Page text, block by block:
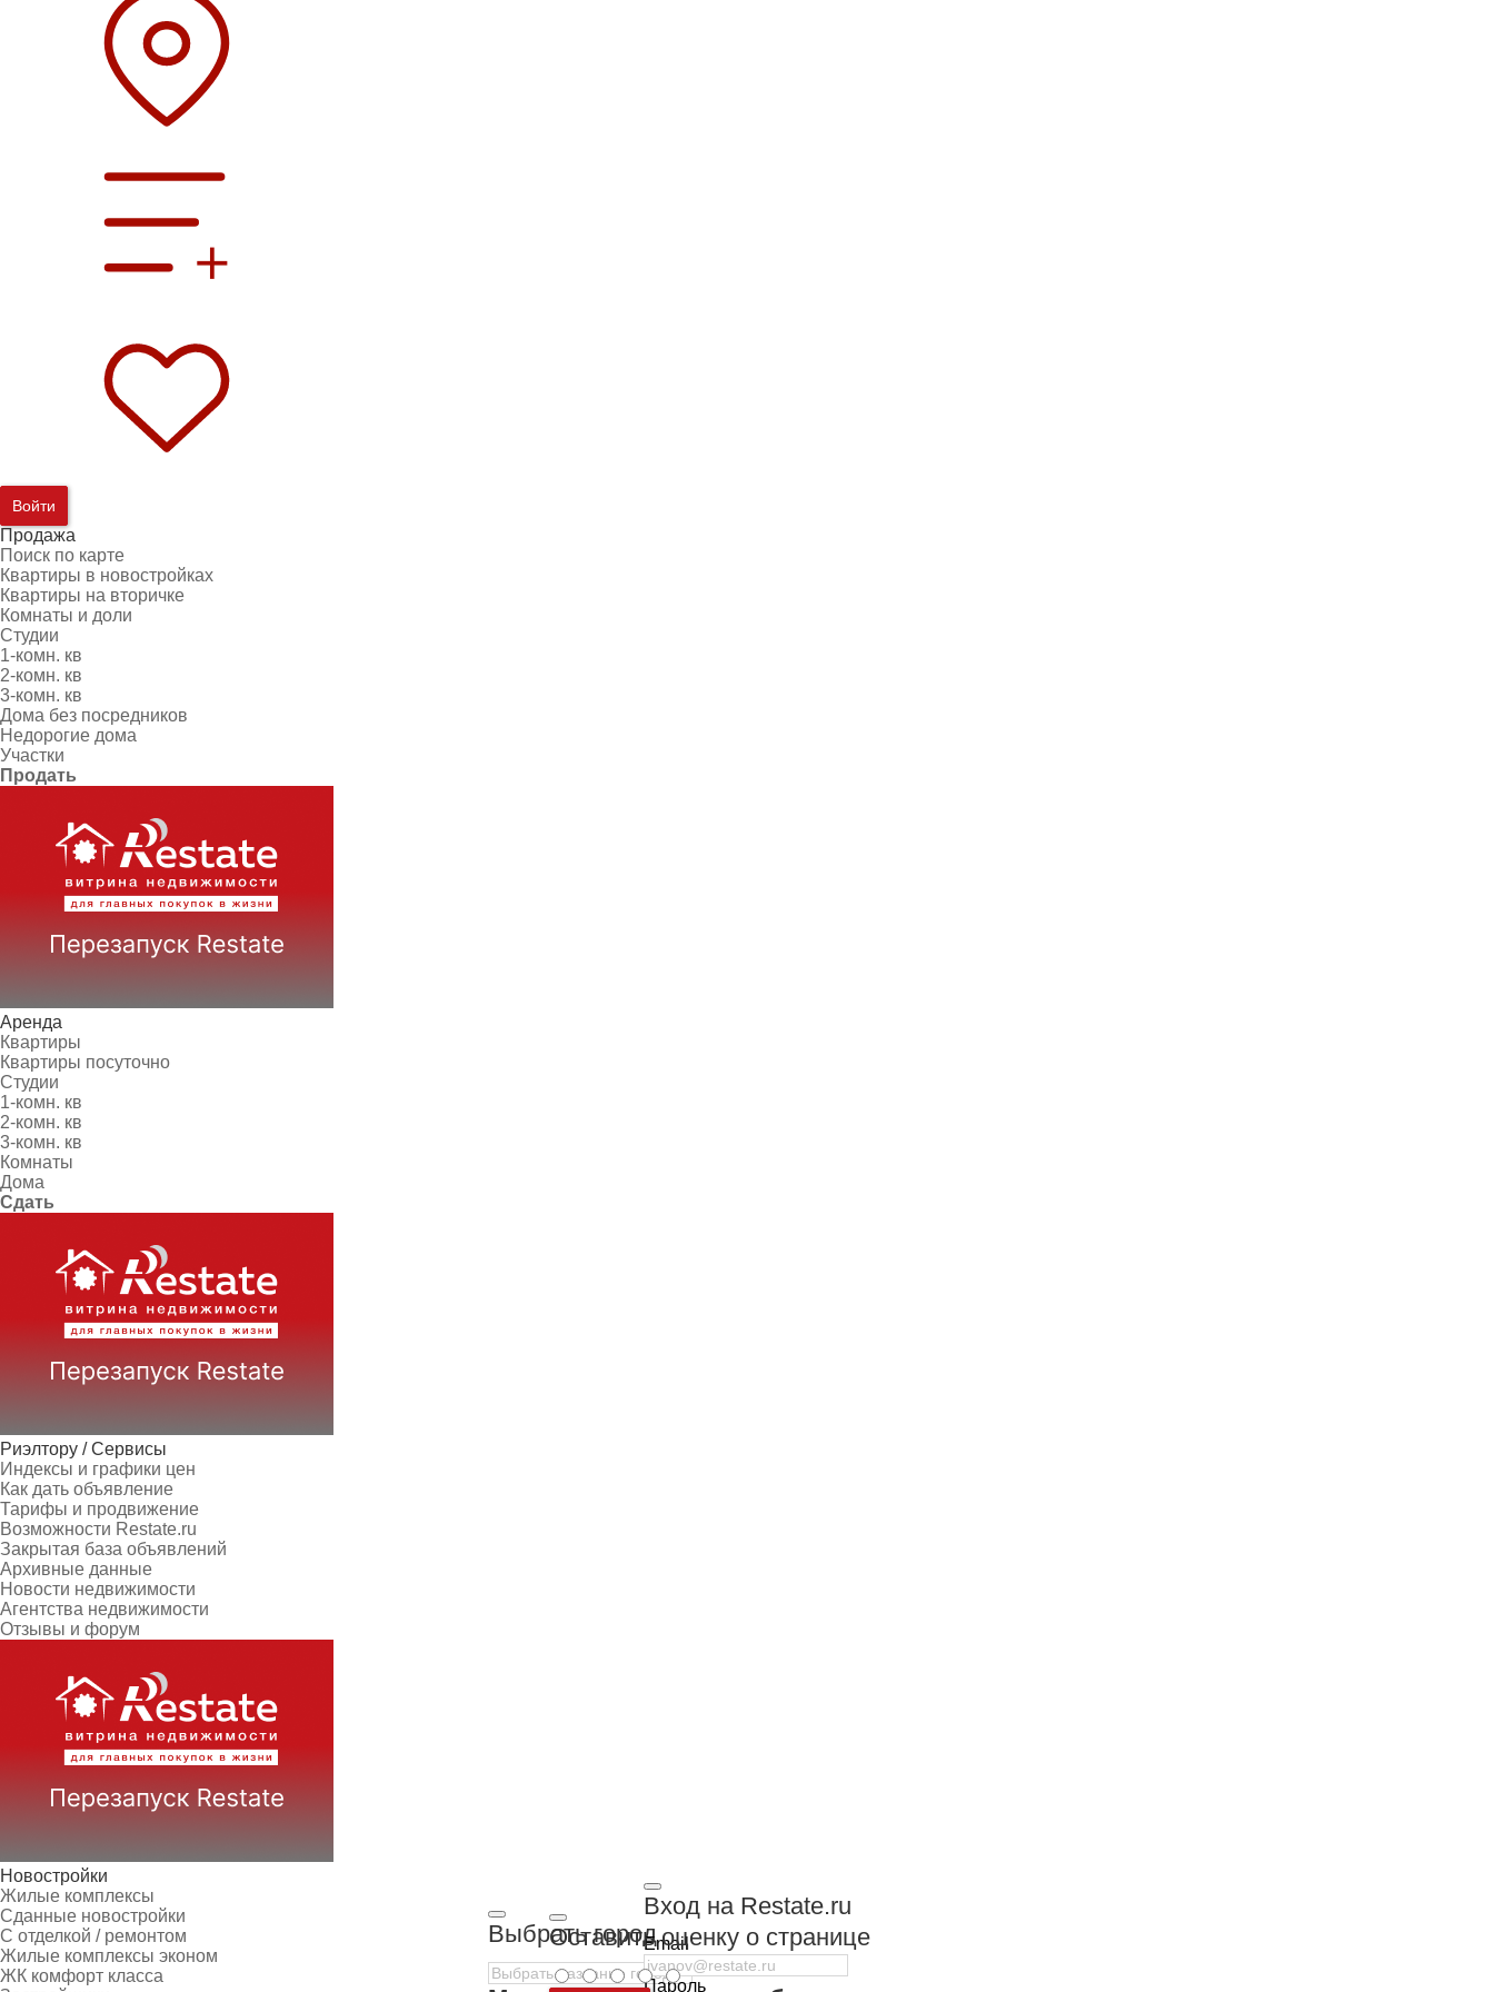
Войти
Продажа
Поиск по карте
Квартиры в новостройках
Квартиры на вторичке
Комнаты и доли
Студии
1-комн. кв
2-комн. кв
3-комн. кв
Дома без посредников
Недорогие дома
Участки
Продать
Аренда
Квартиры
Квартиры посуточно
Студии
1-комн. кв
2-комн. кв
3-комн. кв
Комнаты
Дома
Сдать
Риэлтору / Сервисы
Индексы и графики цен
Как дать объявление
Тарифы и продвижение
Возможности Restate.ru
Закрытая база объявлений
Архивные данные
Новости недвижимости
Агентства недвижимости
Отзывы и форум
Новостройки
Жилые комплексы
Сданные новостройки
С отделкой / ремонтом
Жилые комплексы эконом
ЖК комфорт класса
Выбрать город
Вход на Restate.ru
Email
Пароль
Оставить оценку о странице